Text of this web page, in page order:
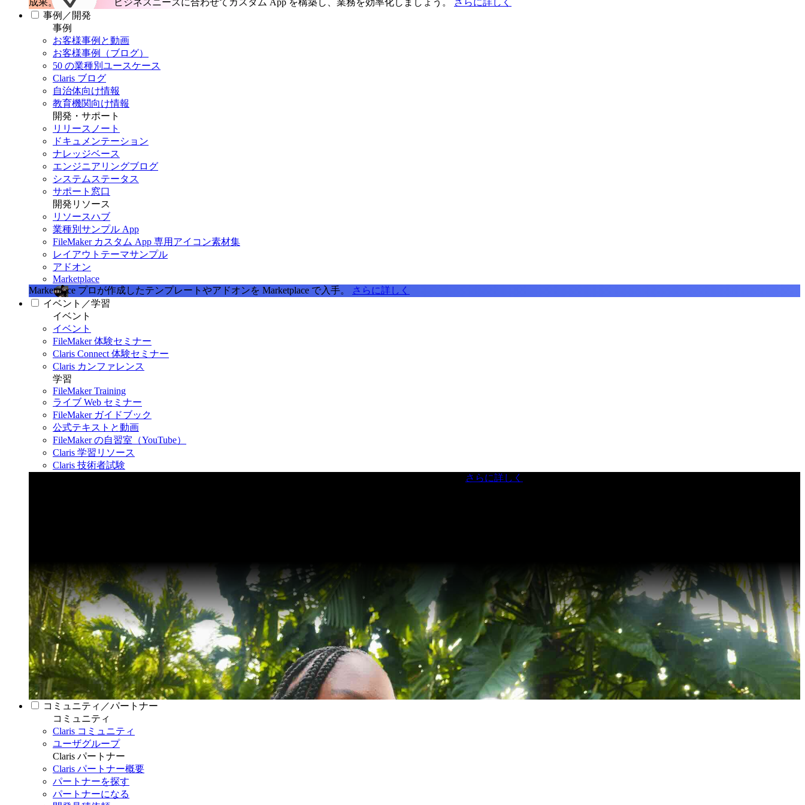
成果。 ビジネスニーズに合わせてカスタム App を構築し、業務を効率化しましょう。
さらに詳しく
事例／開発
事例
お客様事例と動画
お客様事例（ブログ）
50 の業種別ユースケース
Claris ブログ
自治体向け情報
教育機関向け情報
開発・サポート
リリースノート
ドキュメンテーション
ナレッジベース
エンジニアリングブログ
システムステータス
サポート窓口
開発リソース
リソースハブ
業種別サンプル App
FileMaker カスタム App 専用アイコン素材集
レイアウトテーマサンプル
アドオン
Marketplace
Marketplace プロが作成したテンプレートやアドオンを Marketplace で入手。
さらに詳しく
イベント／学習
イベント
イベント
FileMaker 体験セミナー
Claris Connect 体験セミナー
Claris カンファレンス
学習
FileMaker Training
ライブ Web セミナー
FileMaker ガイドブック
公式テキストと動画
FileMaker の自習室（YouTube）
Claris 学習リソース
Claris 技術者試験
さらに詳しく
コミュニティ／パートナー
コミュニティ
Claris コミュニティ
ユーザグループ
Claris パートナー
Claris パートナー概要
パートナーを探す
パートナーになる